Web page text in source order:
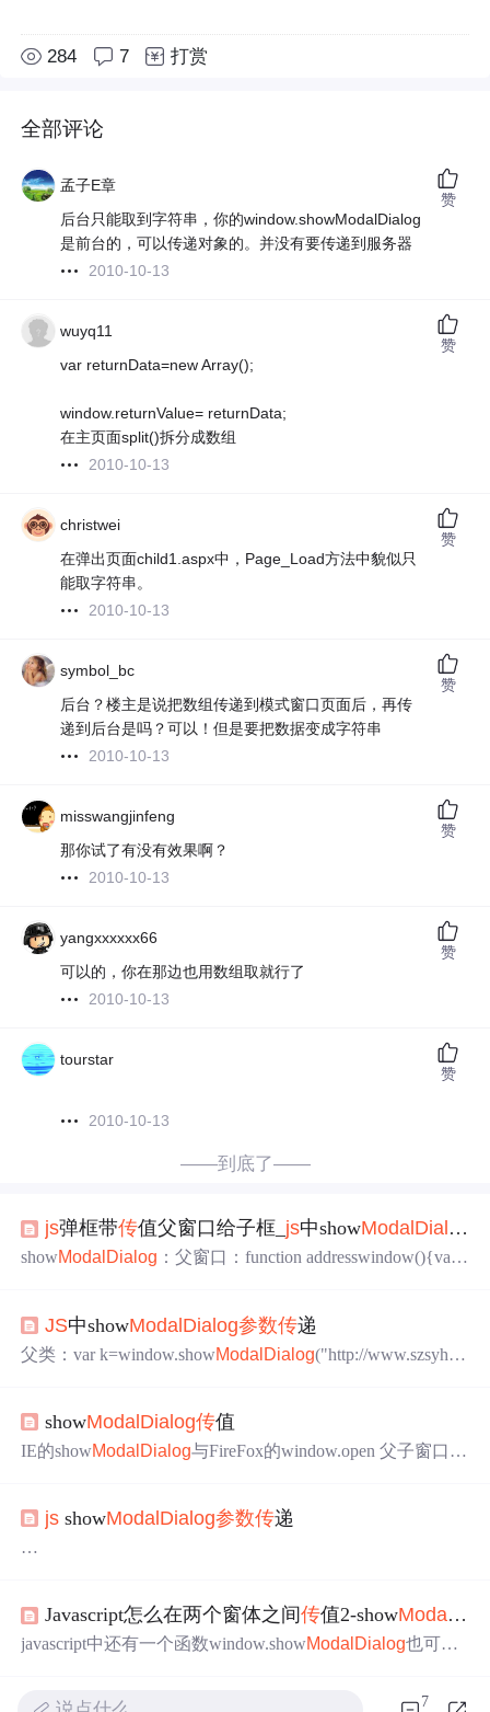
284 7 打赏
全部评论
孟子E章
后台只能取到字符串，你的window.showModalDialog
是前台的，可以传递对象的。并没有要传递到服务器
2010-10-13
赞
wuyq11
var returnData=new Array();
window.returnValue= returnData;
在主页面split()拆分成数组
2010-10-13
赞
christwei
在弹出页面child1.aspx中，Page_Load方法中貌似只
能取字符串。
2010-10-13
赞
symbol_bc
后台？楼主是说把数组传递到模式窗口页面后，再传
递到后台是吗？可以！但是要把数据变成字符串
2010-10-13
赞
misswangjinfeng
那你试了有没有效果啊？
2010-10-13
赞
yangxxxxxx66
可以的，你在那边也用数组取就行了
2010-10-13
赞
tourstar
2010-10-13
赞
——到底了——
js弹框带传值父窗口给子框_ js中showModal Dialog
showModal Dialog ：父窗口：function addresswindow(){var a
no;’);if (adr != null &&...
JS中showModalDialog参数传递
父类：var k=window.showModal Dialog("http://www.szsyhaf.
ow.dialogArguments; 获取父类的
showModalDialog传值
IE的showModal Dialog与FireFox的window.open 父子窗口 传
基本语法：window.open(pageURL,name,parameters) 其中：p
js showModalDialog参数传递
了, 才能操作父窗口.在做网页Ajax开发时,我们应该有时会
用到它来实现表单的填写, 或做类似网上答题的窗口. 它的
使用方法：
Javascript怎么在两个窗体之间传值2-showModal
javascript中还有一个函数window.showModal Dialog也可以
7